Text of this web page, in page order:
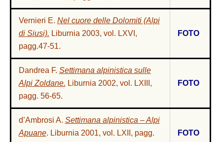
Vernieri E. Nel cuore delle Dolomiti (Alpi
di Siusi). Liburnia 2003, vol. LXVI,
pagg.47-51.
FOTO
Dandrea F. Settimana alpinistica sulle
Alpi Zoldane. Liburnia 2002, vol. LXIII,
pagg. 56-65.
FOTO
d’Ambrosi A. Settimana alpinistica – Alpi
Apuane. Liburnia 2001, vol. LXII, pagg.
FOTO